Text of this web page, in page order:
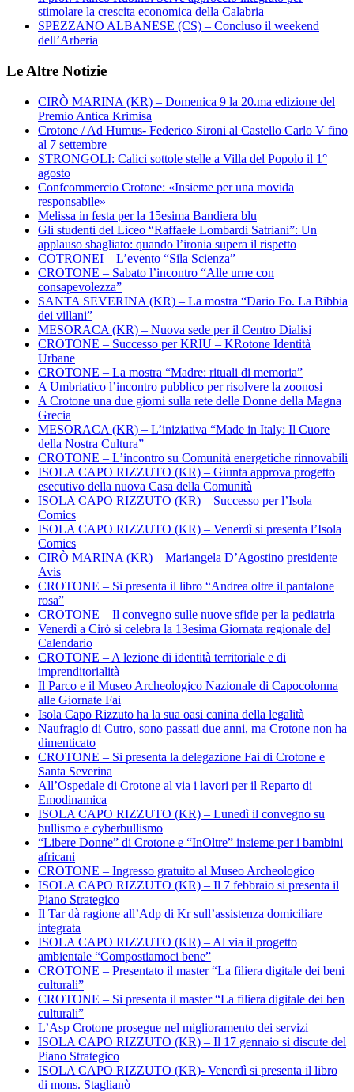
stimolare la crescita economica della Calabria
SPEZZANO ALBANESE (CS) – Concluso il weekend
dell’Arberia
Le Altre Notizie
CIRÒ MARINA (KR) – Domenica 9 la 20.ma edizione del
Premio Antica Krimisa
Crotone / Ad Humus- Federico Sironi al Castello Carlo V fino
al 7 settembre
STRONGOLI: Calici sottole stelle a Villa del Popolo il 1°
agosto
Confcommercio Crotone: «Insieme per una movida
responsabile»
Melissa in festa per la 15esima Bandiera blu
Gli studenti del Liceo “Raffaele Lombardi Satriani”: Un
applauso sbagliato: quando l’ironia supera il rispetto
COTRONEI – L’evento “Sila Scienza”
CROTONE – Sabato l’incontro “Alle urne con
consapevolezza”
SANTA SEVERINA (KR) – La mostra “Dario Fo. La Bibbia
dei villani”
MESORACA (KR) – Nuova sede per il Centro Dialisi
CROTONE – Successo per KRIU – KRotone Identità
Urbane
CROTONE – La mostra “Madre: rituali di memoria”
A Umbriatico l’incontro pubblico per risolvere la zoonosi
A Crotone una due giorni sulla rete delle Donne della Magna
Grecia
MESORACA (KR) – L’iniziativa “Made in Italy: Il Cuore
della Nostra Cultura”
CROTONE – L’incontro su Comunità energetiche rinnovabili
ISOLA CAPO RIZZUTO (KR) – Giunta approva progetto
esecutivo della nuova Casa della Comunità
ISOLA CAPO RIZZUTO (KR) – Successo per l’Isola
Comics
ISOLA CAPO RIZZUTO (KR) – Venerdì si presenta l’Isola
Comics
CIRÒ MARINA (KR) – Mariangela D’Agostino presidente
Avis
CROTONE – Si presenta il libro “Andrea oltre il pantalone
rosa”
CROTONE – Il convegno sulle nuove sfide per la pediatria
Venerdì a Cirò si celebra la 13esima Giornata regionale del
Calendario
CROTONE – A lezione di identità territoriale e di
imprenditorialità
Il Parco e il Museo Archeologico Nazionale di Capocolonna
alle Giornate Fai
Isola Capo Rizzuto ha la sua oasi canina della legalità
Naufragio di Cutro, sono passati due anni, ma Crotone non ha
dimenticato
CROTONE – Si presenta la delegazione Fai di Crotone e
Santa Severina
All’Ospedale di Crotone al via i lavori per il Reparto di
Emodinamica
ISOLA CAPO RIZZUTO (KR) – Lunedì il convegno su
bullismo e cyberbullismo
“Libere Donne” di Crotone e “InOltre” insieme per i bambini
africani
CROTONE – Ingresso gratuito al Museo Archeologico
ISOLA CAPO RIZZUTO (KR) – Il 7 febbraio si presenta il
Piano Strategico
Il Tar dà ragione all’Adp di Kr sull’assistenza domiciliare
integrata
ISOLA CAPO RIZZUTO (KR) – Al via il progetto
ambientale “Compostiamoci bene”
CROTONE – Presentato il master “La filiera digitale dei beni
culturali”
CROTONE – Si presenta il master “La filiera digitale dei ben
culturali”
L’Asp Crotone prosegue nel miglioramento dei servizi
ISOLA CAPO RIZZUTO (KR) – Il 17 gennaio si discute del
Piano Strategico
ISOLA CAPO RIZZUTO (KR)- Venerdì si presenta il libro
di mons. Staglianò